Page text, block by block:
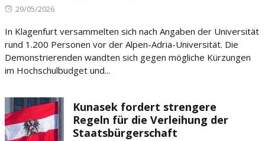
Posted
29/05/2026
In Klagenfurt versammelten sich nach Angaben der Universität
rund 1.200 Personen vor der Alpen-Adria-Universität. Die
Demonstrierenden wandten sich gegen mögliche Kürzungen
im Hochschulbudget und...
Kunasek fordert strengere
Regeln für die Verleihung der
Staatsbürgerschaft